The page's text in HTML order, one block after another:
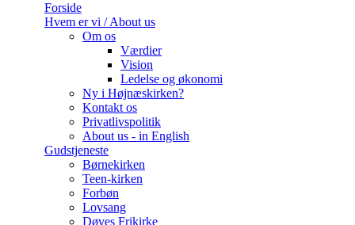
Forside
Hvem er vi / About us
Om os
Værdier
Vision
Ledelse og økonomi
Ny i Højnæskirken?
Kontakt os
Privatlivspolitik
About us - in English
Gudstjeneste
Børnekirken
Teen-kirken
Forbøn
Lovsang
Døves Frikirke